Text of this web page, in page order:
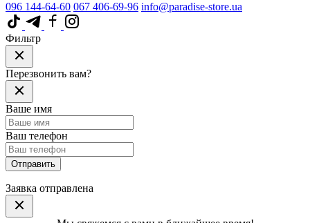
096 144-64-60 067 406-69-96 info@paradise-store.ua
Фильтр
Перезвонить вам?
Ваше имя
Ваш телефон
Отправить
Заявка отправлена